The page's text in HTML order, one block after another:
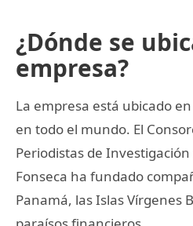
¿Dónde se
empresa?
La empresa está ubicado
en todo el mundo. El
Periodistas de
Fonseca ha fundado
Panamá, las Islas Vírgenes